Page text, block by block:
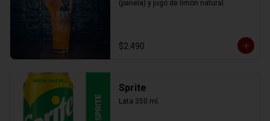
(panela) y jugo de limòn natural.
$2.490
Sprite
Lata 350 ml.